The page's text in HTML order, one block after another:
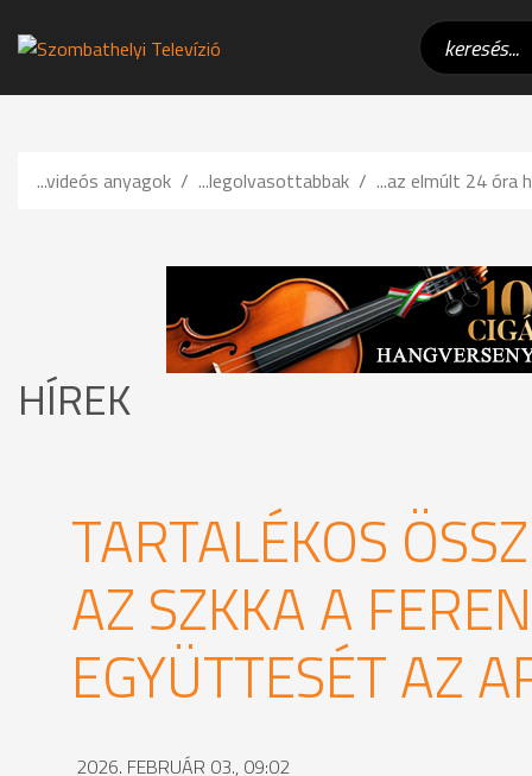
...videós anyagok ...legolvasottabbak ...az elmúlt 24 óra
HÍREK
TARTALÉKOS
AZ SZKKA A
EGYÜTTESÉT AZ
2026. FEBRUÁR 03., 09:02